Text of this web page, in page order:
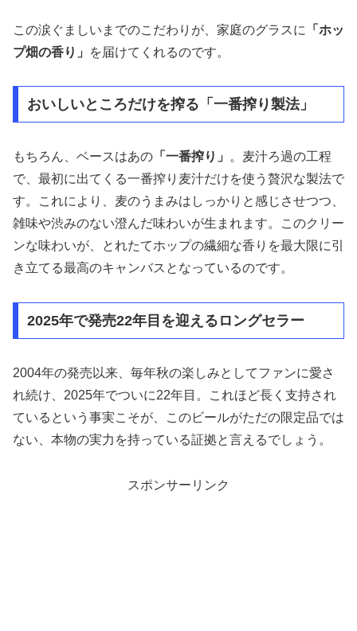
この涙ぐましいまでのこだわりが、家庭のグラスに
「ホッ
プ畑の香り」
を届けてくれるのです。
おいしいところだけを搾る「一番搾り製法」
もちろん、ベースはあの 「一番搾り」
。麦汁ろ過の工程
で、最初に出てくる一番搾り麦汁だけを使う贅沢な製法で
す。これにより、麦のうまみはしっかりと感じさせつつ、
雑味や渋みのない澄んだ味わいが生まれます。このクリー
ンな味わいが、とれたてホップの繊細な香りを最大限に引
き立てる最高のキャンバスとなっているのです。
2025年で発売22年目を迎えるロングセラー
2004年の発売以来、毎年秋の楽しみとしてファンに愛さ
れ続け、2025年でついに22年目。これほど長く支持され
ているという事実こそが、このビールがただの限定品では
ない、本物の実力を持っている証拠と言えるでしょう。
スポンサーリンク